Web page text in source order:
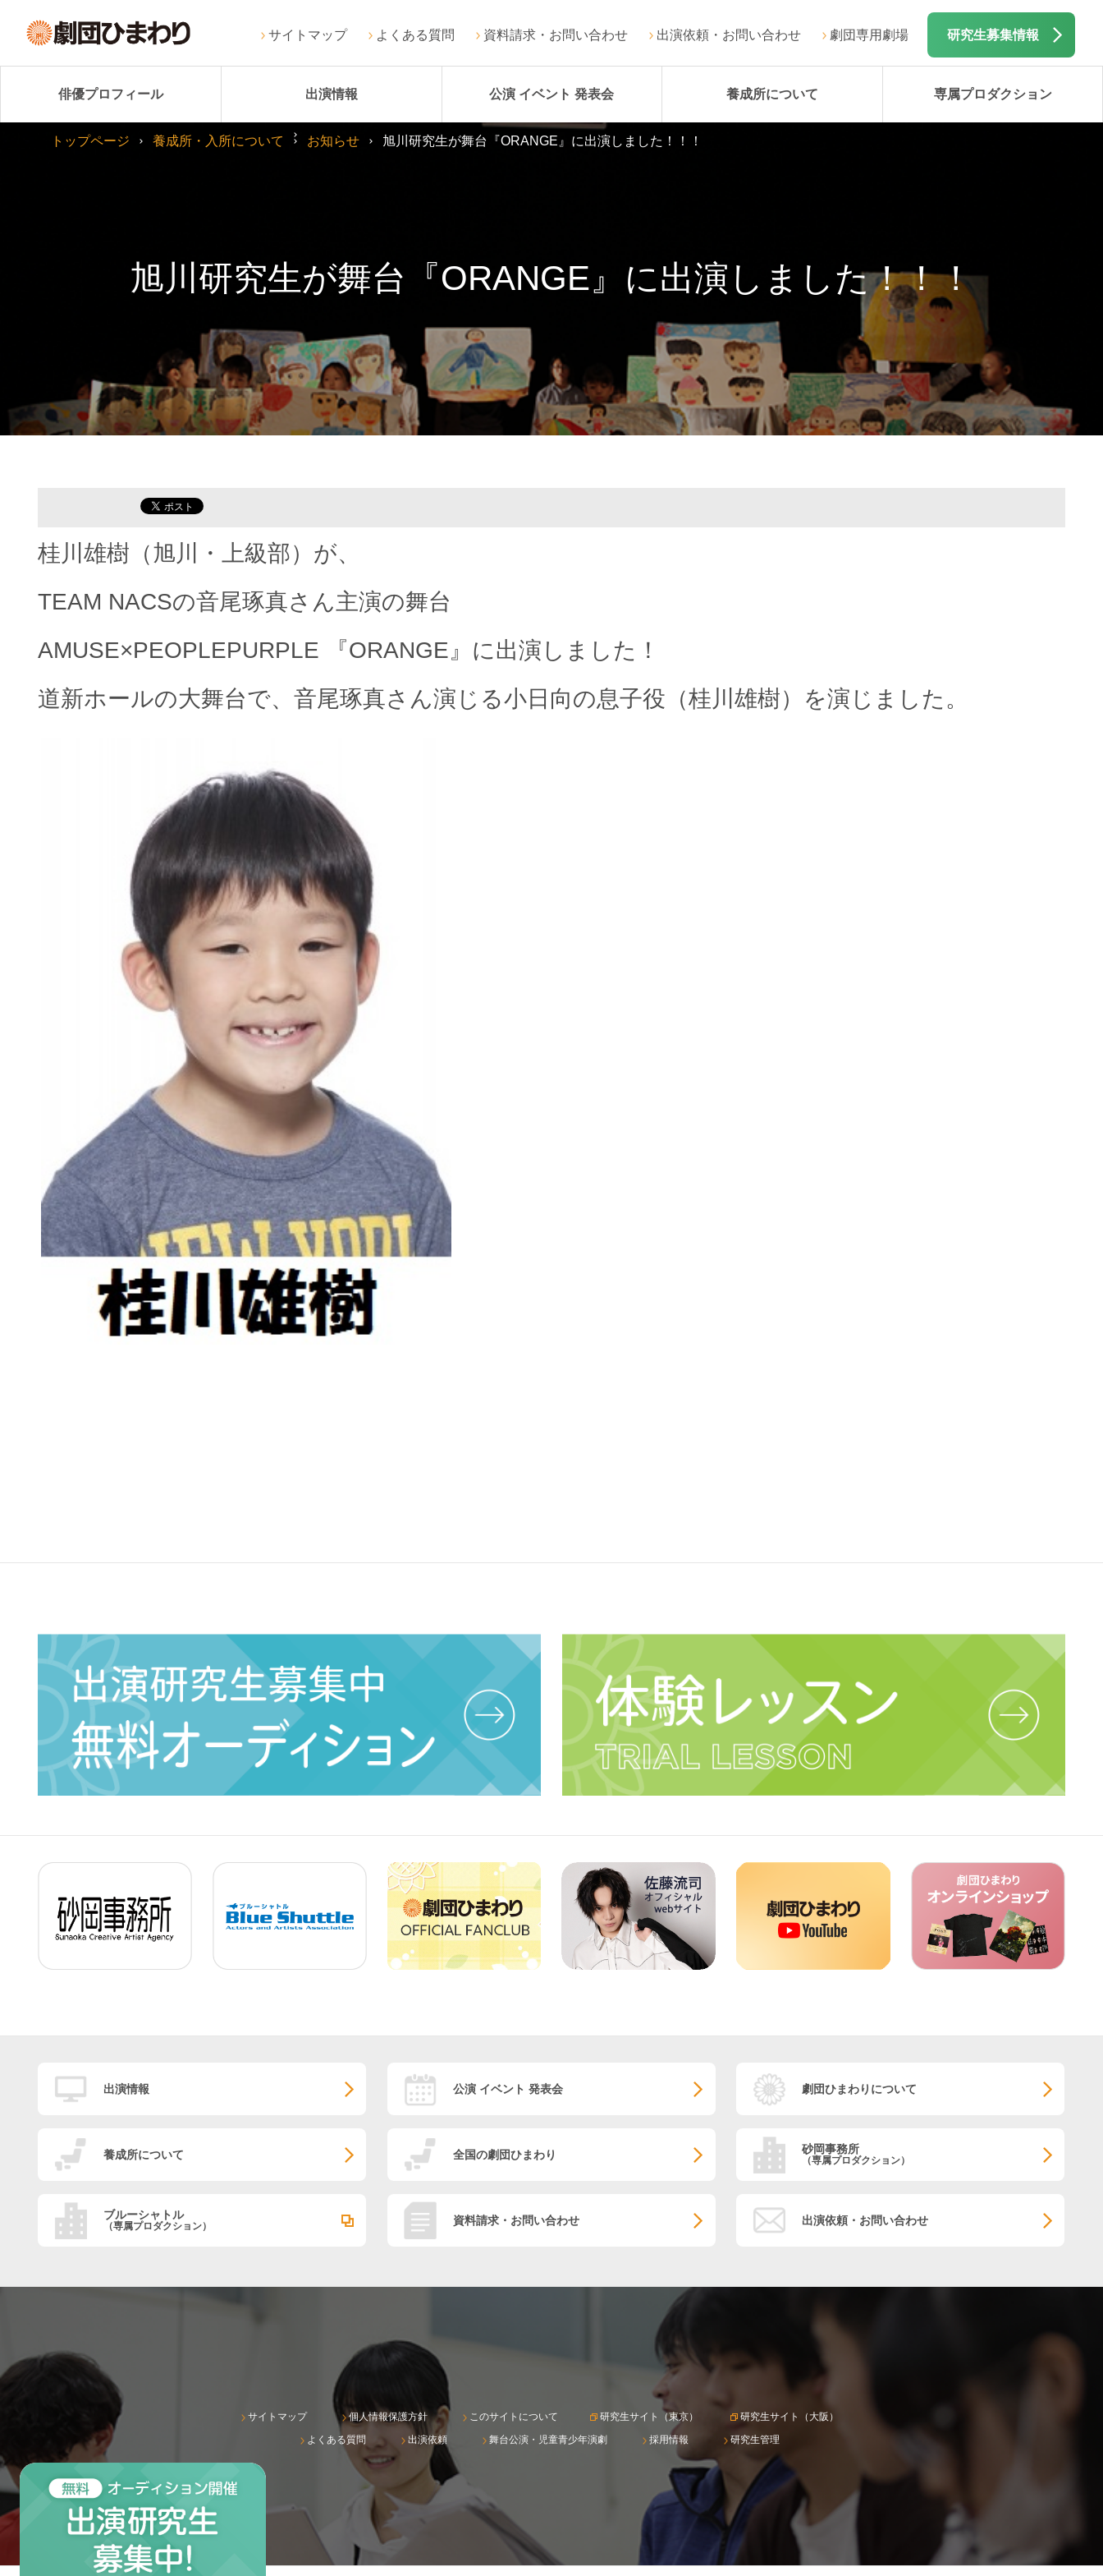
サイトマップ よくある質問 資料請求・お問い合わせ 出演依頼・お問い合わせ 劇団専用劇場 研究生募集情報
俳優プロフィール 出演情報 公演 イベント 発表会 養成所について 専属プロダクション
旭川研究生が舞台『ORANGE』に出演しました！！！
トップページ 養成所・入所について お知らせ 旭川研究生が舞台『ORANGE』に出演しました！！！
桂川雄樹（旭川・上級部）が、
TEAM NACSの音尾琢真さん主演の舞台
AMUSE×PEOPLEPURPLE 『ORANGE』に出演しました！
道新ホールの大舞台で、音尾琢真さん演じる小日向の息子役（桂川雄樹） を演じました。
出演情報 公演 イベント 発表会 劇団ひまわりについて
養成所について 全国の劇団ひまわり 砂岡事務所
（専属プロダクション）
ブルーシャトル
（専属プロダクション） 資料請求・お問い合わせ 出演依頼・お問い合わせ
サイトマップ 個人情報保護方針 このサイトについて 研究生サイト（東京）
研究生サイト（大阪）
よくある質問
出演依頼 舞台公演・児童青少年演劇 採用情報 研究生管理